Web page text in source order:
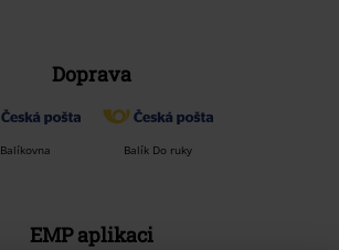
Doprava
Balíkovna Balík Do ruky
EMP aplikaci